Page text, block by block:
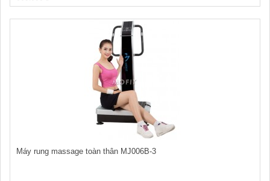
Máy rung massage toàn thân MJ006B-3